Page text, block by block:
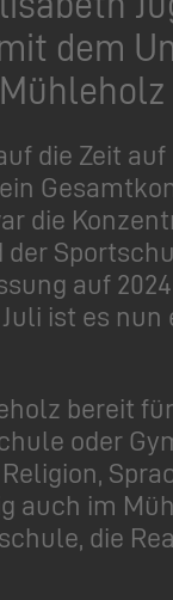
dem
die Zeit auf
die
der
auf
ist es
bereit
oder
auch im
die